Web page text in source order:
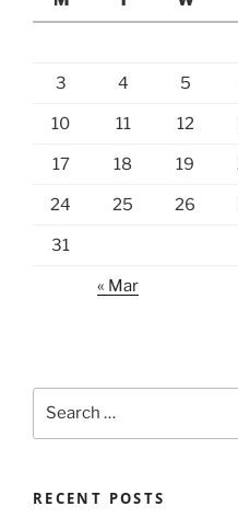
3 4 5
10 11 12
17 18 19
24 25 26
31
« Mar
RECENT POSTS